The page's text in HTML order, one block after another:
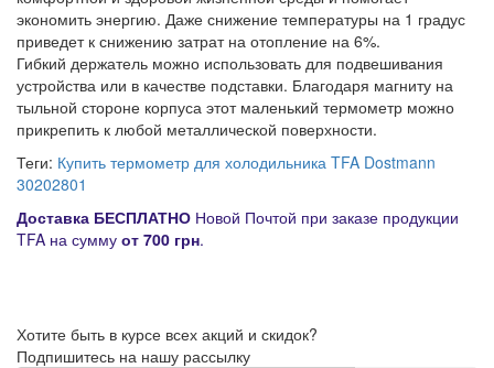
экономить энергию. Даже снижение температуры на 1 градус
приведет к снижению затрат на отопление на 6%.
Гибкий держатель можно использовать для подвешивания
устройства или в качестве подставки. Благодаря магниту на
тыльной стороне корпуса этот маленький термометр можно
прикрепить к любой металлической поверхности.
Теги: Купить термометр для холодильника TFA Dostmann
30202801
Доставка БЕСПЛАТНО Новой Почтой при заказе продукции
TFA на сумму от 700 грн.
Хотите быть в курсе всех акций и скидок?
Подпишитесь на нашу рассылку